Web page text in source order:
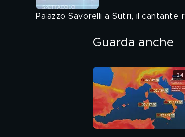
Palazzo Savorelli a Sutri, il cantante
Guarda anche
34